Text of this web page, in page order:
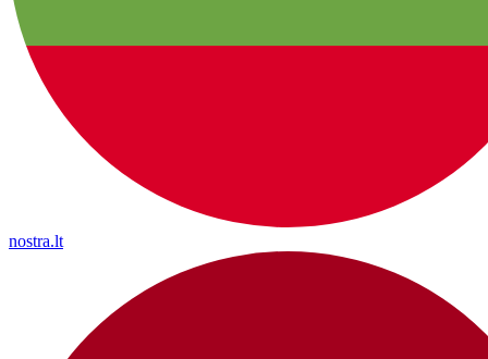
nostra.lt